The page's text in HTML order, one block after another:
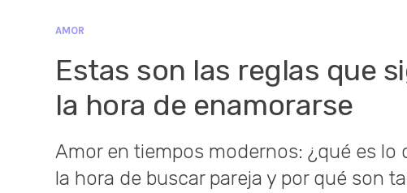
AMOR
Estas son las reglas que
la hora de enamorarse
Amor en tiempos modernos: ¿qué es
la hora de buscar pareja y por qué son